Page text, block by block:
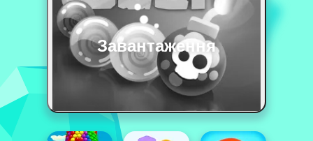
Завантаження